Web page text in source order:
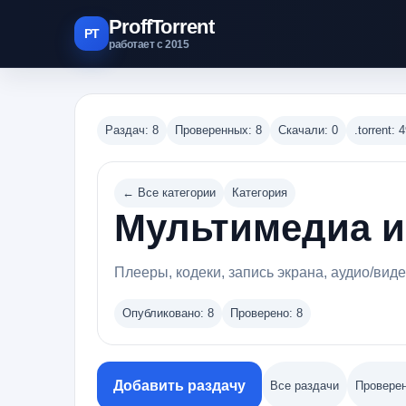
PT ProffTorrent
работает с 2015
Раздач: 8 Проверенных: 8 Скачали: 0 .torrent:
← Все категории Категория
Мультимедиа
Плееры, кодеки, запись экрана, аудио/
Опубликовано: 8 Проверено: 8
Добавить раздачу Все раздачи